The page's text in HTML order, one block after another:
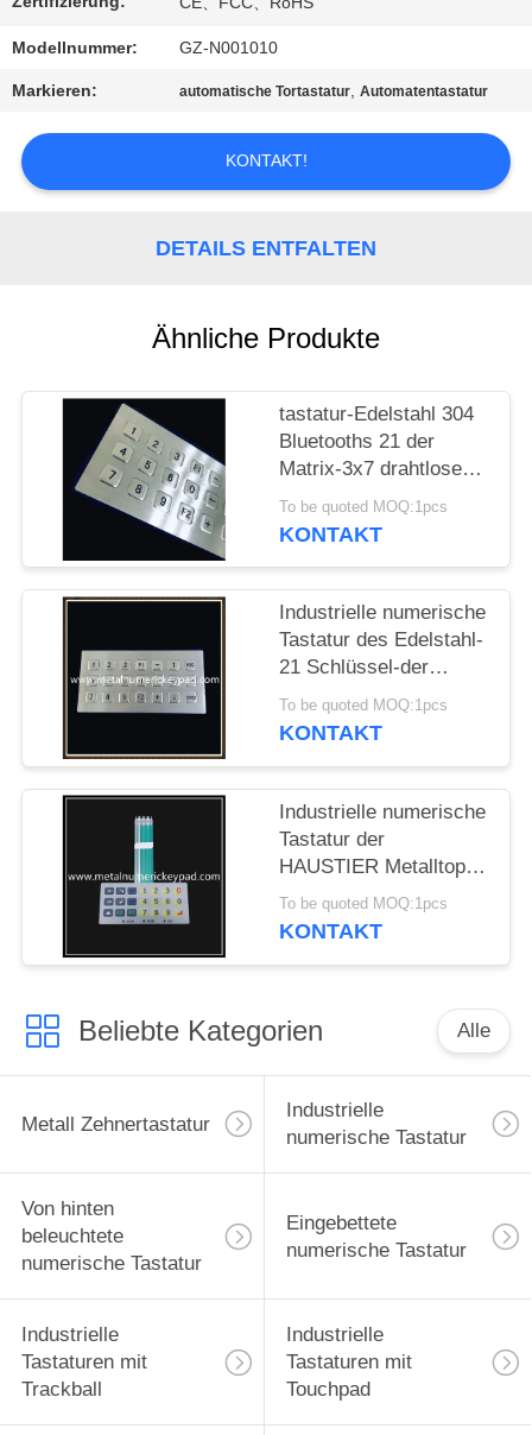
IN
VERBINDUNG
FORDERN
SIE
PRIVACY
POLICY
Modellnummer: GZ-N001010
Markieren: automatische Tortastatur,Automatentastatur
KONTAKT!
DETAILS ENTFALTEN
Ähnliche Produkte
tastatur-Edelstahl 304
Bluetooths 21 der
Matrix-3x7 drahtlose
Schlüssel
To be quoted MOQ:1pcs
KONTAKT
Industrielle numerische
Tastatur des Edelstahl-
21 Schlüssel-der
Matrix-3x7
To be quoted MOQ:1pcs
KONTAKT
Industrielle numerische
Tastatur der
HAUSTIER Metalltopf-
Film-Membran-2.0mm
To be quoted MOQ:1pcs
KONTAKT
Beliebte Kategorien Alle
Metall Zehnertastatur
Industrielle
numerische Tastatur
Von hinten
beleuchtete
numerische Tastatur
Eingebettete
numerische Tastatur
Industrielle
Tastaturen mit
Trackball
Industrielle
Tastaturen mit
Touchpad